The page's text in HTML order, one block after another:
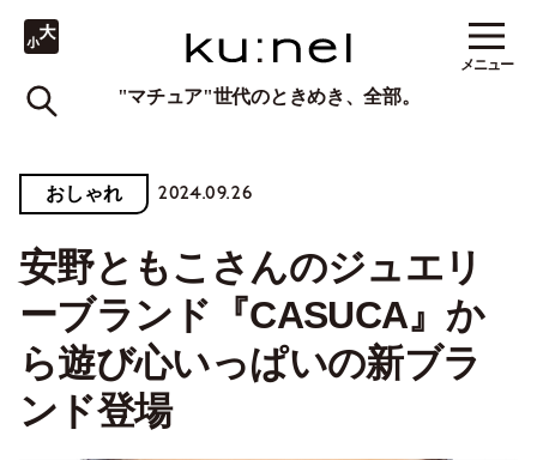
"マチュア"世代のときめき、全部。
メニュー
おしゃれ 2024.09.26
安野ともこさんのジュエリ
ーブランド『CASUCA』か
ら遊び心いっぱいの新ブラ
ンド登場